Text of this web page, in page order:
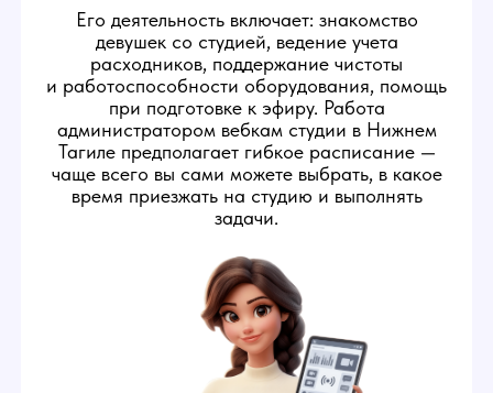
ОБЯЗАННОСТИ
АДМИНИСТРАТОРА
Следить за исправностью